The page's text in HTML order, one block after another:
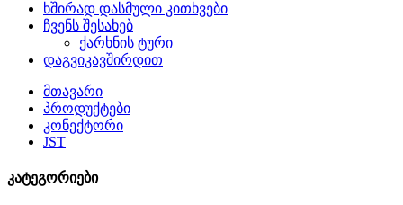
ხშირად დასმული კითხვები
ჩვენს შესახებ
ქარხნის ტური
დაგვიკავშირდით
მთავარი
პროდუქტები
კონექტორი
JST
კატეგორიები